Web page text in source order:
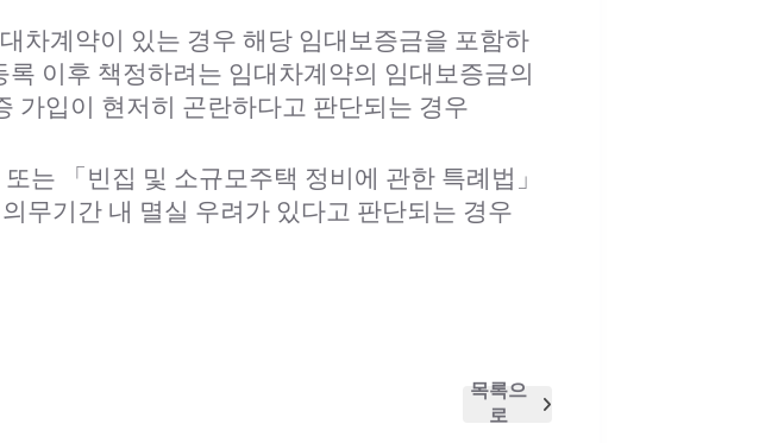
차계약이 있는 경우 해당 임대보증금을 포함하
이후 책정하려는 임대차계약의 임대보증금의
가입이 현저히 곤란하다고 판단되는 경우
는 「빈집 및 소규모주택 정비에 관한 특례법」
무기간 내 멸실 우려가 있다고 판단되는 경우
목록으
로